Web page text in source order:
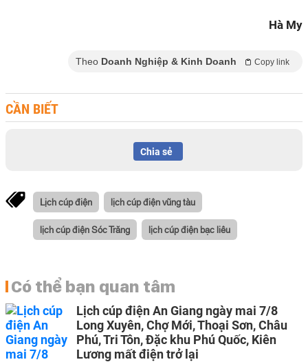
Hà My
Theo Doanh Nghiệp & Kinh Doanh Copy link
CẦN BIẾT
Chia sẻ
Lịch cúp điện lịch cúp điện vũng tàu
lịch cúp điện Sóc Trăng lịch cúp điện bạc liêu
Có thể bạn quan tâm
Lịch cúp điện An Giang ngày mai 7/8
Long Xuyên, Chợ Mới, Thoại Sơn, Châu
Phú, Tri Tôn, Đặc khu Phú Quốc, Kiên
Lương mất điện trở lại